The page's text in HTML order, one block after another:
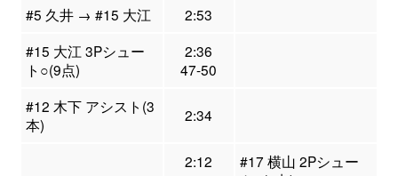
#5 久井 → #15 大江
2:53
#15 大江 3Pシュー
ト○(9点)
2:36
47-50
#12 木下 アシスト(3
本)
2:34
2:12
#17 横山 2Pシュー